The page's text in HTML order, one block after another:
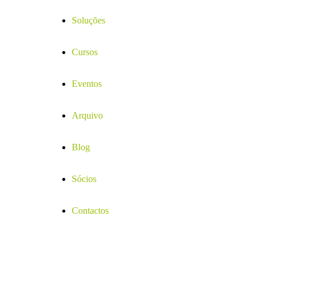
Soluções
Cursos
Eventos
Arquivo
Blog
Sócios
Contactos